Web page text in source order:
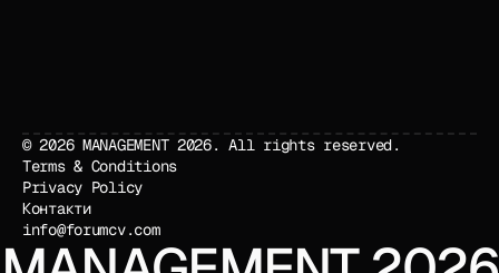
© 2026 MANAGEMENT 2026. All rights reserved.
Terms & Conditions
Privacy Policy
Контакти
info@forumcv.com